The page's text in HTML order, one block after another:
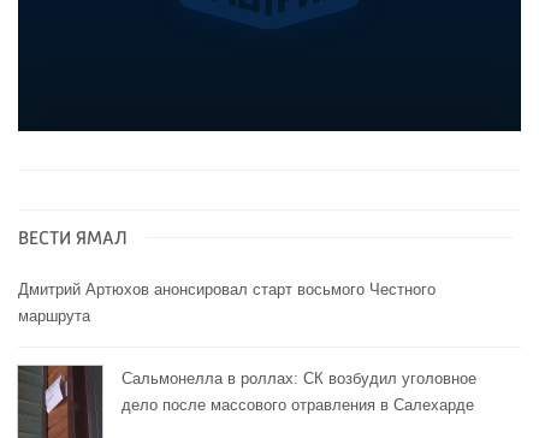
ВЕСТИ ЯМАЛ
Дмитрий Артюхов анонсировал старт восьмого Честного
маршрута
Сальмонелла в роллах: СК возбудил уголовное
дело после массового отравления в Салехарде